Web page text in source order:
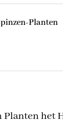
Planten
het